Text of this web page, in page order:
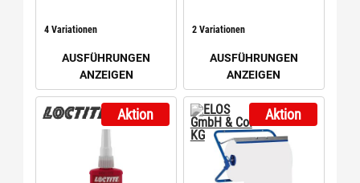
4 Variationen
AUSFÜHRUNGEN
ANZEIGEN
2 Variationen
AUSFÜHRUNGEN
ANZEIGEN
Aktion Aktion